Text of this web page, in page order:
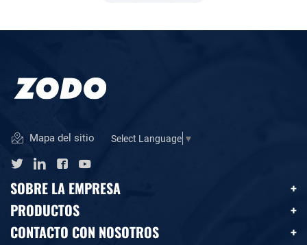
Mapa del sitio Select Language ▼
SOBRE LA EMPRESA
PRODUCTOS
CONTACTO CON NOSOTROS